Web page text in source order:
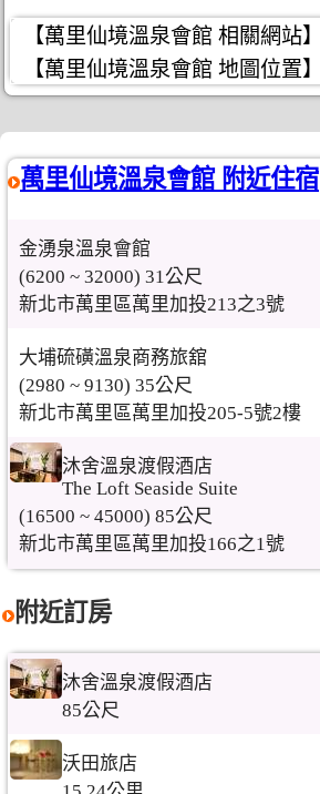
【萬里仙境溫泉會館 相關網站】
【萬里仙境溫泉會館 地圖位置】
萬里仙境溫泉會館 附近住宿
金湧泉溫泉會館
(6200 ~ 32000) 31公尺
新北市萬里區萬里加投213之3號
大埔硫磺溫泉商務旅舘
(2980 ~ 9130) 35公尺
新北市萬里區萬里加投205-5號2樓
沐舍溫泉渡假酒店
The Loft Seaside Suite
(16500 ~ 45000) 85公尺
新北市萬里區萬里加投166之1號
附近訂房
沐舍溫泉渡假酒店
85公尺
沃田旅店